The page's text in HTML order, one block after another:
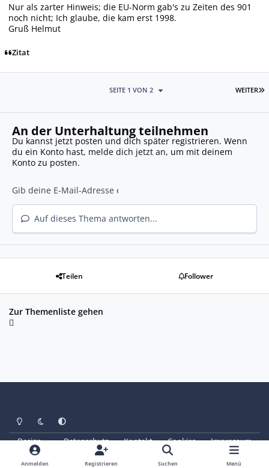
Nur als zarter Hinweis; die EU-Norm gab's zu Zeiten des 901
noch nicht; Ich glaube, die kam erst 1998.
Gruß Helmut
Zitat
WEITER
SEITE 1 VON 2
An der Unterhaltung teilnehmen
Du kannst jetzt posten und dich später registrieren. Wenn
du ein Konto hast, melde dich jetzt an, um mit deinem
Konto zu posten.
Auf dieses Thema antworten...
Teilen Follower
Zur Themenliste gehen
Heller ModusDunkler Modus
Systemeinstellung
Design Datenschutz Kontakt Cookies
Impressum
© Copyright 2025 - SAABoteure e. V.
Powered by Invision Community
Anmelden Registrieren Suchen Menü